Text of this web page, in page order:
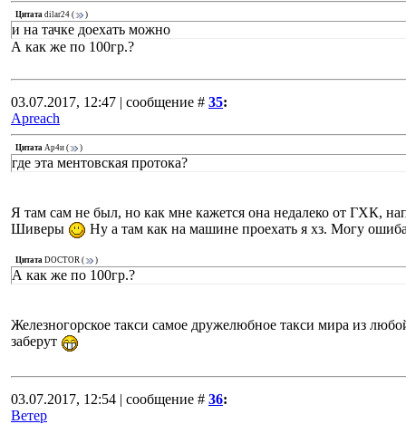
Цитата dilar24 ( )
и на тачке доехать можно
А как же по 100гр.?
03.07.2017, 12:47 | сообщение # 35:
Apreach
Цитата Ар4и ( )
где эта ментовская протока?
Я там сам не был, но как мне кажется она недалеко от ГХК,
Шиверы
Ну а там как на машине проехать я хз. Могу
Цитата DOCTOR ( )
А как же по 100гр.?
Железногорское такси самое дружелюбное такси мира из
заберут
03.07.2017, 12:54 | сообщение # 36:
Ветер